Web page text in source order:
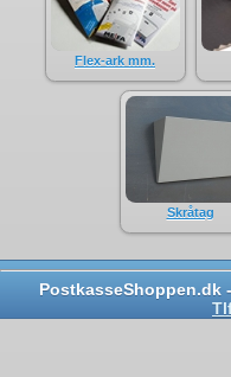
Flex-ark mm.
Skråtag
PostkasseShoppen.dk